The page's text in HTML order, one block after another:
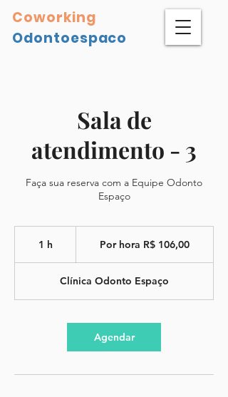
Coworking
Odontoespaco
Sala de
atendimento - 3
Faça sua reserva com a Equipe Odonto
Espaço
1 h Por hora R$ 106,00
Clínica Odonto Espaço
Agendar